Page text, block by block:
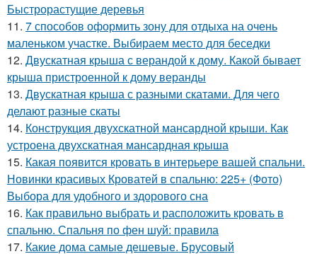
Быстрорастущие деревья
11. 7 способов оформить зону для отдыха на очень
маленьком участке. Выбираем место для беседки
12. Двускатная крыша с верандой к дому. Какой бывает
крыша пристроенной к дому веранды
13. Двускатная крыша с разными скатами. Для чего
делают разные скаты
14. Конструкция двухскатной мансардной крыши. Как
устроена двухскатная мансардная крыша
15. Какая появится кровать в интерьере вашей спальни.
Новинки красивых Кроватей в спальню: 225+ (Фото)
Выбора для удобного и здорового сна
16. Как правильно выбрать и расположить кровать в
спальню. Спальня по фен шуй: правила
17. Какие дома самые дешевые. Брусовый